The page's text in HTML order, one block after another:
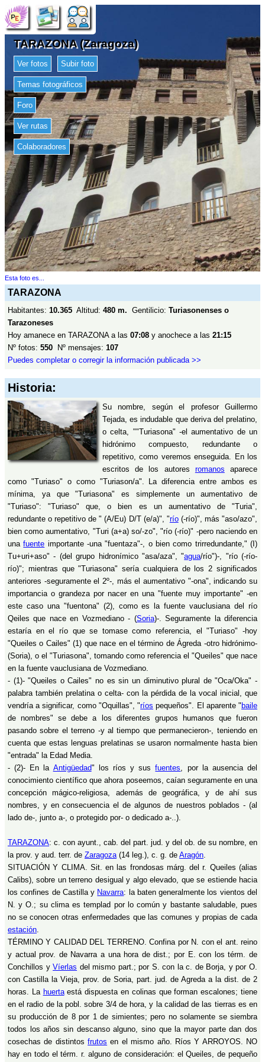
TARAZONA (Zaragoza)
Ver fotos Subir foto
Temas fotográficos
Foro
Ver rutas
Colaboradores
Esta foto es...
TARAZONA
Habitantes: 10.365 Altitud: 480 m. Gentilicio: Turiasonenses o
Tarazoneses
Hoy amanece en TARAZONA a las 07:08 y anochece a las 21:15
Nº fotos: 550 Nº mensajes: 107
Puedes completar o corregir la información publicada >>
Historia:
Su nombre, según el profesor Guillermo
Tejada, es indudable que deriva del prelatino,
o celta, ""Turiasona" -el aumentativo de un
hidrónimo compuesto, redundante o
repetitivo, como veremos enseguida. En los
escritos de los autores romanos aparece
como "Turiaso" o como "Turiason/a". La diferencia entre ambos es
mínima, ya que "Turiasona" es simplemente un aumentativo de
"Turiaso": "Turiaso" que, o bien es un aumentativo de "Turia",
redundante o repetitivo de " (A/Eu) D/T (e/a)", "río(-río)", más "aso/azo",
bien como aumentativo, "Turi (a+a) so/-zo", "río (-río)" -pero naciendo en
unafuente importante -una "fuentaza"-, o bien como trirredundante," (I)
Tu+uri+aso" - (del grupo hidronímico "asa/aza", "agua/río")-, "río (-río-
río)"; mientras que "Turiasona" sería cualquiera de los 2 significados
anteriores -seguramente el 2º-, más el aumentativo "-ona", indicando su
importancia o grandeza por nacer en una "fuente muy importante" -en
este caso una "fuentona" (2), como es la fuente vauclusiana del río
Qeiles que nace en Vozmediano - (Soria)-. Seguramente la diferencia
estaría en el río que se tomase como referencia, el "Turiaso" -hoy
"Queiles o Cailes" (1) que nace en el término de Ágreda -otro hidrónimo-
(Soria), o el "Turiasona", tomando como referencia el "Queiles" que nace
en la fuente vauclusiana de Vozmediano.
- (1)- "Queiles o Cailes" no es sin un diminutivo plural de "Oca/Oka" -
palabra también prelatina o celta- con la pérdida de la vocal inicial, que
vendría a significar, como "Oquillas", "ríos pequeños". El aparente " baile
de nombres" se debe a los diferentes grupos humanos que fueron
pasando sobre el terreno -y al tiempo que permanecieron-, teniendo en
cuenta que estas lenguas prelatinas se usaron normalmente hasta bien
"entrada" la Edad Media.
- (2)- En la Antigüedad" los ríos y susfuentes, por la ausencia del
conocimiento científico que ahora poseemos, caían seguramente en una
concepción mágico-religiosa, además de geográfica, y de ahí sus
nombres, y en consecuencia el de algunos de nuestros poblados - (al
lado de-, junto a-, o protegido por- o dedicado a-..).
TARAZONA: c. con ayunt., cab. del part. jud. y del ob. de su nombre, en
la prov. y aud. terr. de Zaragoza(14 leg.), c. g. de Aragón.
SITUACIÓN Y CLIMA. Sit. en las frondosas márg. del r. Queiles (alias
Calibs), sobre un terreno desigual y algo elevado, que se estiende hacia
los confines de Castilla y Navarra: la baten generalmente los vientos del
N. y O.; su clima es templad por lo común y bastante saludable, pues
no se conocen otras enfermedades que las comunes y propias de cada
estación.
TÉRMINO Y CALIDAD DEL TERRENO. Confina por N. con el ant. reino
y actual prov. de Navarra a una hora de dist.; por E. con los térm. de
Conchillos yVíerlas del mismo part.; por S. con la c. de Borja, y por O.
con Castilla la Vieja, prov. de Soria, part. jud. de Agreda a la dist. de 2
horas. La huertaestá dispuesta en colinas que forman escalones; tiene
en el radio de la pobl. sobre 3/4 de hora, y la calidad de las tierras es en
su producción de 8 por 1 de simientes; pero no solamente se siembra
todos los años sin descanso alguno, sino que la mayor parte dan dos
cosechas de distintosfrutos en el mismo año. Ríos Y ARROYOS. NO
hay en todo el térm. r. alguno de consideración: el Queiles, de pequeño